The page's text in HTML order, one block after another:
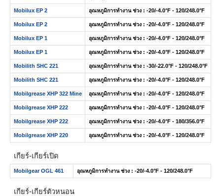
Mobilux EP 2 อุณหภูมิการทำงาน ช่วง : -20/-4.0°F - 120/248.0°F
Mobilux EP 2 อุณหภูมิการทำงาน ช่วง : -20/-4.0°F - 120/248.0°F
Mobilux EP 1 อุณหภูมิการทำงาน ช่วง : -20/-4.0°F - 120/248.0°F
Mobilux EP 1 อุณหภูมิการทำงาน ช่วง : -20/-4.0°F - 120/248.0°F
Mobilith SHC 221 อุณหภูมิการทำงาน ช่วง : -30/-22.0°F - 120/248.0°F
Mobilith SHC 221 อุณหภูมิการทำงาน ช่วง : -20/-4.0°F - 120/248.0°F
Mobilgrease XHP 322 Mine อุณหภูมิการทำงาน ช่วง : -20/-4.0°F - 120/248.0°F
Mobilgrease XHP 222 อุณหภูมิการทำงาน ช่วง : -20/-4.0°F - 120/248.0°F
Mobilgrease XHP 222 อุณหภูมิการทำงาน ช่วง : -20/-4.0°F - 180/356.0°F
Mobilgrease XHP 220 อุณหภูมิการทำงาน ช่วง : -20/-4.0°F - 120/248.0°F
เกียร์-เกียร์เปิด
Mobilgear OGL 461 อุณหภูมิการทำงาน ช่วง : -20/-4.0°F - 120/248.0°F
เกียร์-เกียร์ตัวหนอน